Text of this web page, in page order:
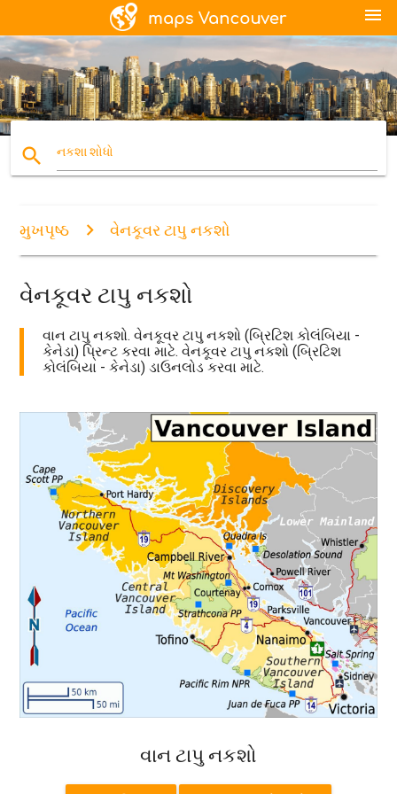
menu
search નકશા શોધો
મુખપૃષ્ઠ વેનકૂવર ટાપુ નકશો
વેનકૂવર ટાપુ નકશો
વાન ટાપુ નકશો. વેનકૂવર ટાપુ નકશો (બ્રિટિશ કોલંબિયા -
કેનેડા) પ્રિન્ટ કરવા માટે. વેનકૂવર ટાપુ નકશો (બ્રિટિશ
કોલંબિયા - કેનેડા) ડાઉનલોડ કરવા માટે.
વાન ટાપુ નકશો